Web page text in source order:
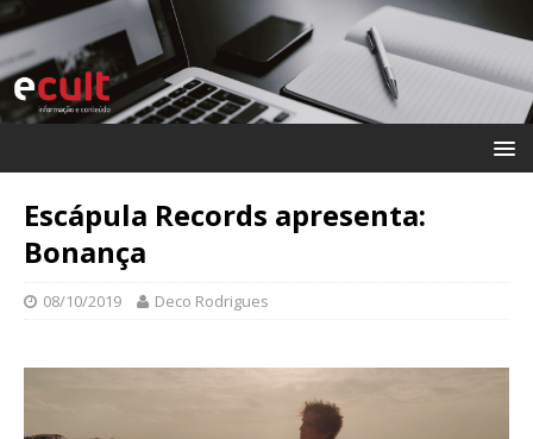
Escápula Records apresenta:
Bonança
08/10/2019 Deco Rodrigues